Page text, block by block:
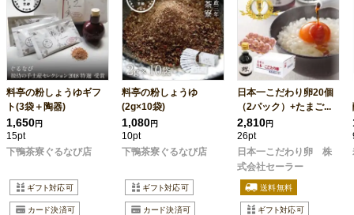
料亭の粉しょうゆギフ
ト(3袋＋陶器)
1,650円
15pt
下鴨茶寮ぐるなび店
料亭の粉しょうゆ
(2g×10袋)
1,080円
10pt
下鴨茶寮ぐるなび店
日本一こだわり卵20個
（2パック）+たまご...
2,810円
26pt
日本一こだわり卵 株
式会社セーラー